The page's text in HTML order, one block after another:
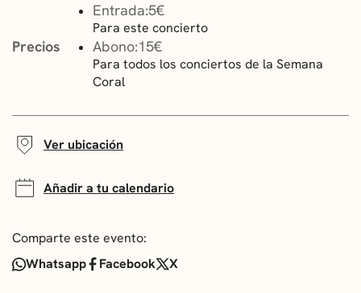
Precios
Entrada:5€
Para este concierto
Abono:15€
Para todos los conciertos de la Semana
Coral
Ver ubicación
Añadir a tu calendario
Comparte este evento:
Whatsapp
Facebook X